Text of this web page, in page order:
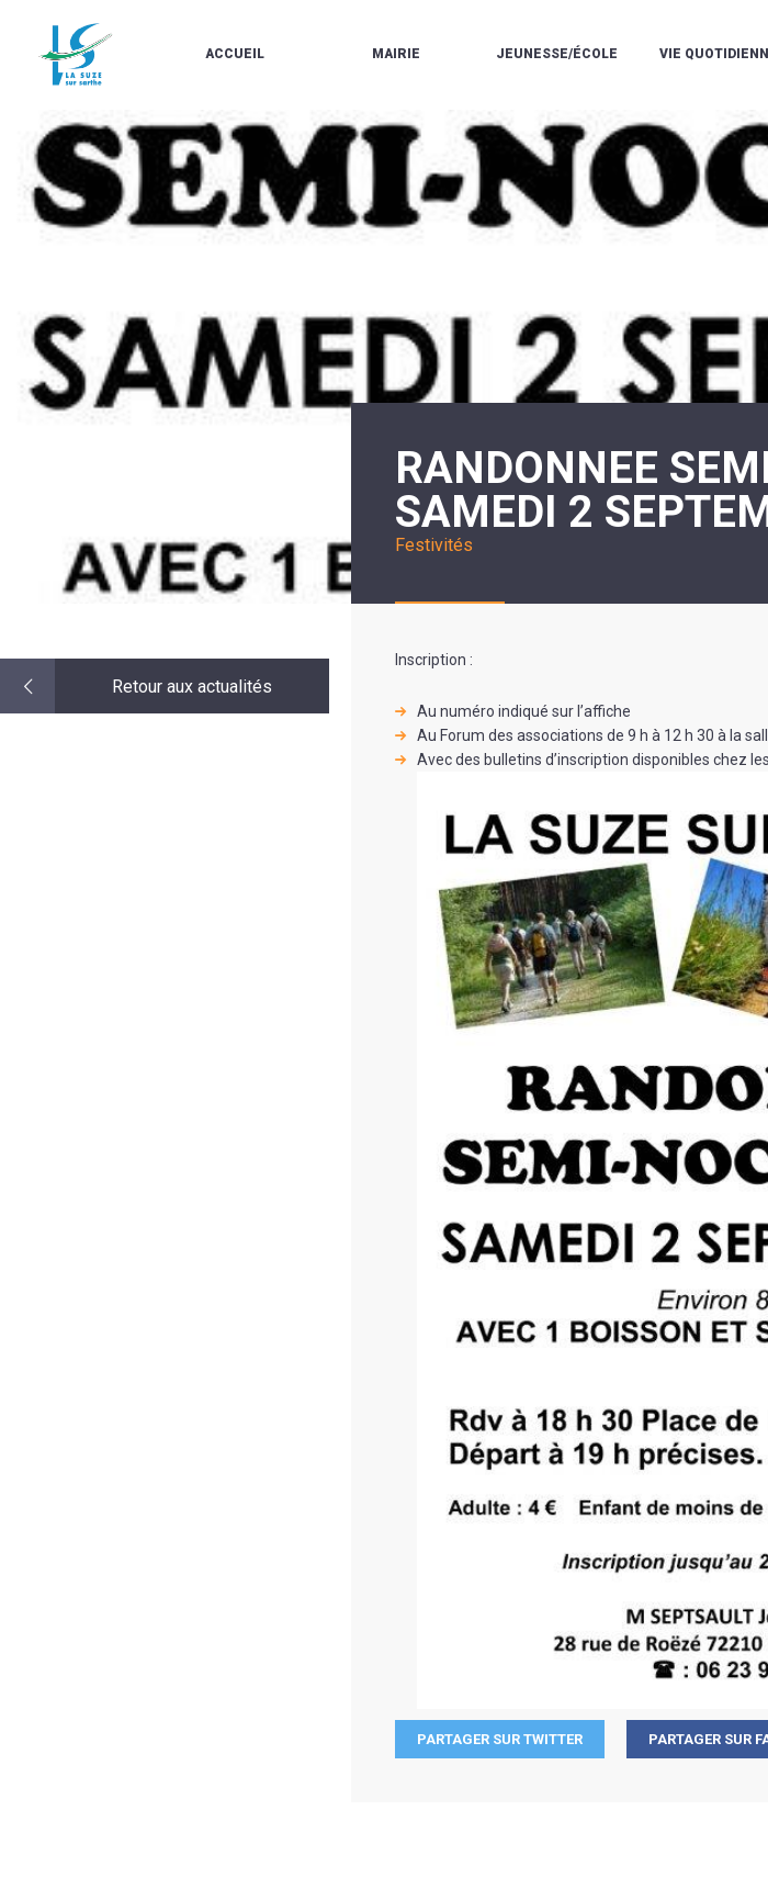
ACCUEIL
LE
MARCHÉ
À
PROPOS
LA
SUZE
SUZE
AU
DÉBUT
DU
MAIRIE
LES
ÉLUS
CONTACTS
URBANISME/PLU
EN
LE
CMJ
DU
CONSEIL
MUNICIPAL
DÉCISIONS
LA
MINORITÉ
JEUNESSE/ÉCOLE
L'ACCUEIL
DE
LOISIRS
PÉRISCOLAIRE
LES
MERCREDIS
ÉCOLES
COLLÈGE
ESPACE
18
ANS
ASSOCIATION
LA
VIE
ESPACE
DE
VIE
SOCIALE
QUELQUES
RÈGLES
VIE
ET
LA
RÉSIDENCE
AUTONOMIE
LE
POLICE
MUNICIPALE
/
RISQUES
Retour aux actualités
RANDONNEE
SAMEDI 2
Festivités
Inscription :
Au numéro indiqué sur l’affiche
Au Forum des associations de 9 h à 12 h 30 à la
Avec des bulletins d’inscription disponibles chez
PARTAGER SUR TWITTER PARTAGER SUR